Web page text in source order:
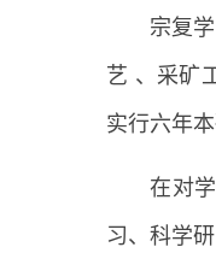
宗复
艺 、采矿
实行六年
在对
习、科学